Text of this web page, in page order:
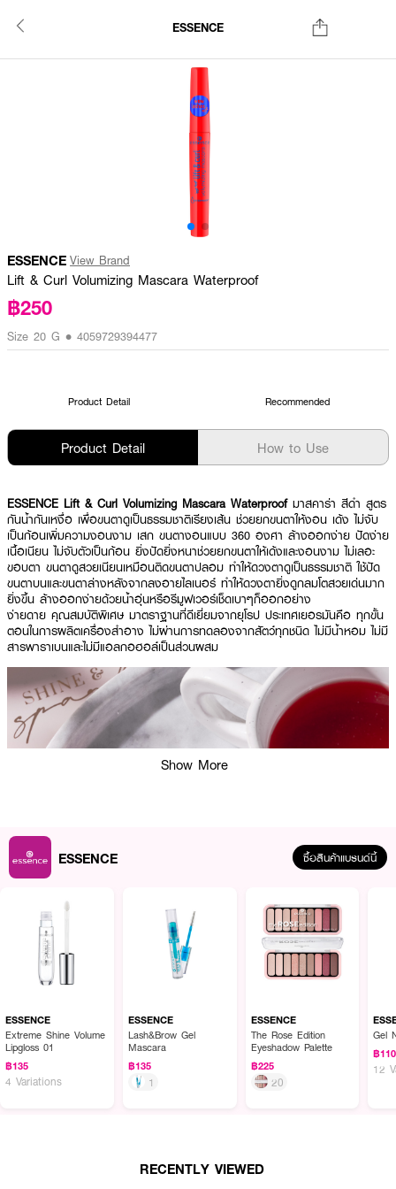
ESSENCE
ESSENCE View Brand
Lift & Curl Volumizing Mascara Waterproof
฿250
Size 20 G • 4059729394477
Product Detail Recommended
Product Detail How to Use
ESSENCE Lift & Curl Volumizing Mascara Waterproof มาสคาร่า สีดำ สูตร
กันน้ำกันเหงื่อ เพื่อขนตาดูเป็นธรรมชาติเรียงเส้น ช่วยยกขนตาให้งอน เด้ง ไม่จับ
เป็นก้อนเพิ่มความงอนงาม เสก ขนตางอนแบบ 360 องศา ล้างออกง่าย ปัดง่าย
เนื้อเนียน ไม่จับตัวเป็นก้อน ยิ่งปัดยิ่งหนาช่วยยกขนตาให้เด้งและงอนงาม ไม่เลอะ
ขอบตา ขนตาดูสวยเนียนเหมือนติดขนตาปลอม ทำให้ดวงตาดูเป็นธรรมชาติ ใช้ปัด
ขนตาบนและขนตาล่างหลังจากลงอายไลเนอร์ ทำให้ดวงตายิ่งดูกลมโตสวยเด่นมาก
ยิ่งขึ้น ล้างออกง่ายด้วยน้ำอุ่นหรือรีมูฟเวอร์เช็ดเบาๆก็ออกอย่าง
ง่ายดาย คุณสมบัติพิเศษ มาตราฐานที่ดีเยี่ยมจากยุโรป ประเทศเยอรมันคือ ทุกขั้น
ตอนในการผลิตเครื่องสำอาง ไม่ผ่านการทดลองจากสัตว์ทุกชนิด ไม่มีน้ำหอม ไม่มี
สารพาราเบนและไม่มีแอลกอฮอล์เป็นส่วนผสม
ผลลัพธ์ที่ได้ :
Show More
ESSENCE ซื้อสินค้าแบรนด์นี้
ESSENCE
Extreme Shine Volume
Lipgloss 01
฿135
4 Variations
ESSENCE
Lash&Brow Gel
Mascara
฿135
1
ESSENCE
The Rose Edition
Eyeshadow Palette
฿225
20
Gel
฿110
12
RECENTLY VIEWED